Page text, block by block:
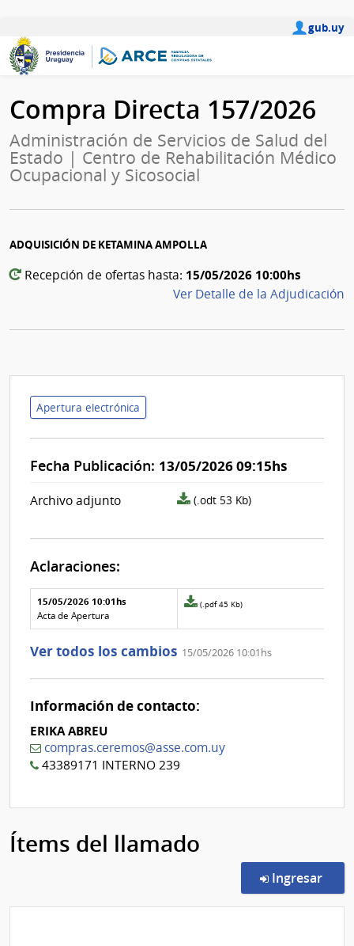
gub.uy
Compra Directa 157/2026
Administración de Servicios de Salud del
Estado | Centro de Rehabilitación Médico
Ocupacional y Sicosocial
ADQUISICIÓN DE KETAMINA AMPOLLA
Recepción de ofertas hasta: 15/05/2026 10:00hs
Ver Detalle de la Adjudicación
Apertura electrónica
Fecha Publicación: 13/05/2026 09:15hs
Archivo adjunto
archivo
(.odt 53 Kb)
Aclaraciones:
Aclaraciones del llamado
Fecha y
texto de
la
Archivo
de la
15/05/2026 10:01hs
Acta de Apertura
Archivo
de
aclaración
0
(.pdf 45 Kb)
Ver todos los cambios 15/05/2026 10:01hs
Información de contacto:
ERIKA ABREU
compras.ceremos@asse.com.uy
43389171 INTERNO 239
Ítems del llamado
Ingresar